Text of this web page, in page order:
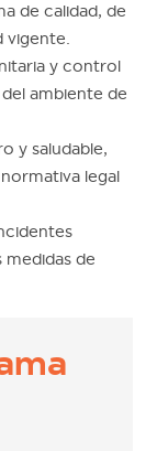
de calidad, de
y control
ambiente de
y saludable,
legal
de